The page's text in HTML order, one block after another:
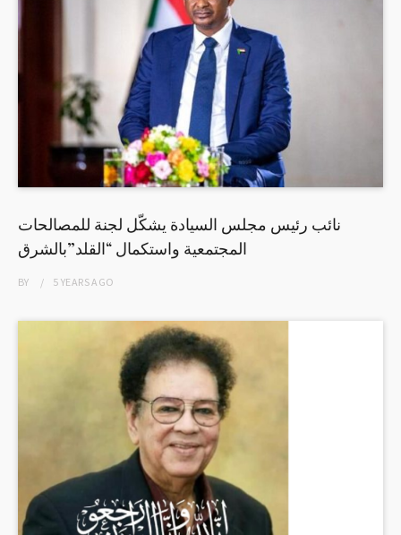
نائب رئيس مجلس السيادة يشكّل لجنة للمصالحات
المجتمعية واستكمال “القلد”بالشرق
BY 5 YEARSAGO